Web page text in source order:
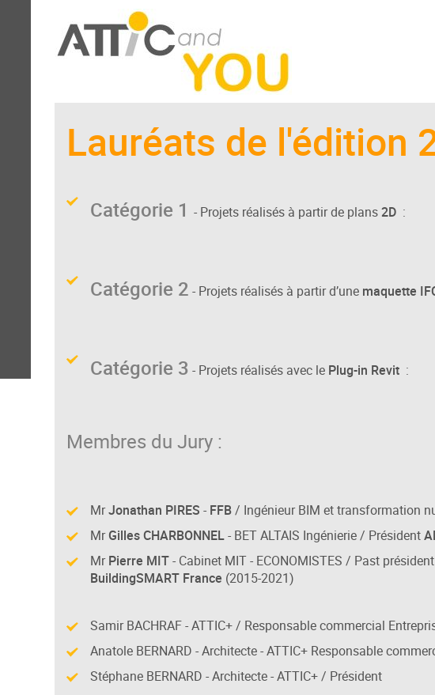
Lauréats de l'édition
Catégorie 1 - Projets réalisés à partir de plans2D
Catégorie 2 - Projets réalisés à partir d’une maquette
Catégorie 3 - Projets réalisés avec le Plug-in Revit
Membres du Jury :
MrJonathan PIRES - FFB/ Ingénieur BIM et transformation
MrGilles CHARBONNEL- BET ALTAIS Ingénierie / Président
MrPierre MIT- Cabinet MIT - ECONOMISTES / Past
BuildingSMART France (2015-2021)
Samir BACHRAF - ATTIC+ / Responsable commercial
Anatole BERNARD - Architecte - ATTIC+ Responsable
Stéphane BERNARD - Architecte - ATTIC+ / Président